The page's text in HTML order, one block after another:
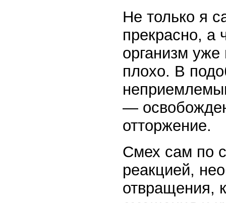
Не только я
прекрасно, а
организм уже
плохо. В
—
отторжение.
Смех сам по
реакцией,
отвращения,